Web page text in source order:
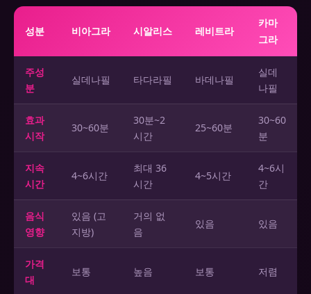
성분 비아그라 시알리스 레비트라
카마
그라
주성
분
실데나필 타다라필 바데나필
실데
나필
효과
시작
30~60분
30분~2
시간
25~60분
30~60
분
지속
시간
4~6시간
최대 36
시간
4~5시간
4~6시
간
음식
영향
있음 (고
지방)
거의 없
음
있음 있음
가격
대
보통 높음 보통 저렴